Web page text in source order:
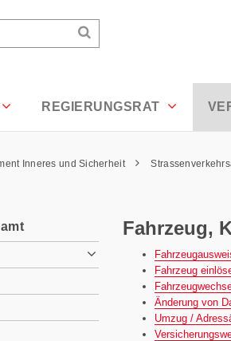
Suchen
REGIERUNGSRAT
Inneres und Sicherheit
Fahrzeug,
Fahrzeug
Änderung von
Umzug /